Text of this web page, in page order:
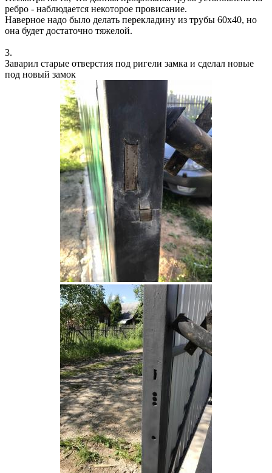
ребро - наблюдается некоторое провисание.
Наверное надо было делать перекладину из трубы 60х40, но
она будет достаточно тяжелой.
3.
Заварил старые отверстия под ригели замка и сделал новые
под новый замок